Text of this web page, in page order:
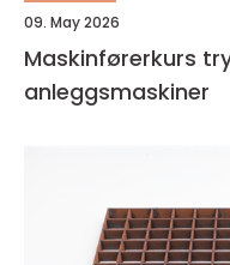
09. May 2026
Maskinførerkurs trygg og effektiv bruk av
anleggsmaskiner